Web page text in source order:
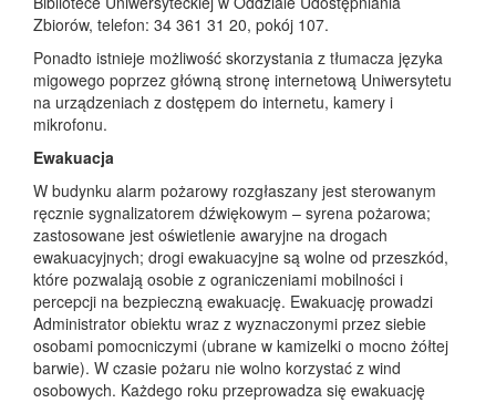
Zbiorów, telefon: 34 361 31 20, pokój 107.
Ponadto istnieje możliwość skorzystania z tłumacza języka
migowego poprzez główną stronę internetową Uniwersytetu
na urządzeniach z dostępem do internetu, kamery i
mikrofonu.
Ewakuacja
W budynku alarm pożarowy rozgłaszany jest sterowanym
ręcznie sygnalizatorem dźwiękowym – syrena pożarowa;
zastosowane jest oświetlenie awaryjne na drogach
ewakuacyjnych; drogi ewakuacyjne są wolne od przeszkód,
które pozwalają osobie z ograniczeniami mobilności i
percepcji na bezpieczną ewakuację. Ewakuację prowadzi
Administrator obiektu wraz z wyznaczonymi przez siebie
osobami pomocniczymi (ubrane w kamizelki o mocno żółtej
barwie). W czasie pożaru nie wolno korzystać z wind
osobowych. Każdego roku przeprowadza się ewakuację